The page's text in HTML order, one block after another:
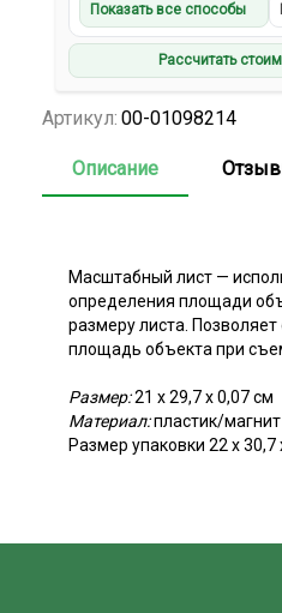
Показать все способы
Рассчитать
Артикул: 00-01098214
Описание
Масштабный лист —
определения площади
размеру листа.
площадь объекта при
Размер:21 х 29,7 х 0,07 см
Материал:пластик/магнит
Размер упаковки 22 х 30,7